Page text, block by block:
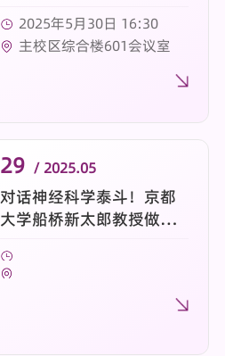
2025年5月30日 16:30
主校区综合楼601会议室
29 / 2025.05
对话神经科学泰斗！京都
大学船桥新太郎教授做客